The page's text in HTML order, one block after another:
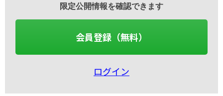
限定公開情報を確認できます
会員登録（無料）
ログイン